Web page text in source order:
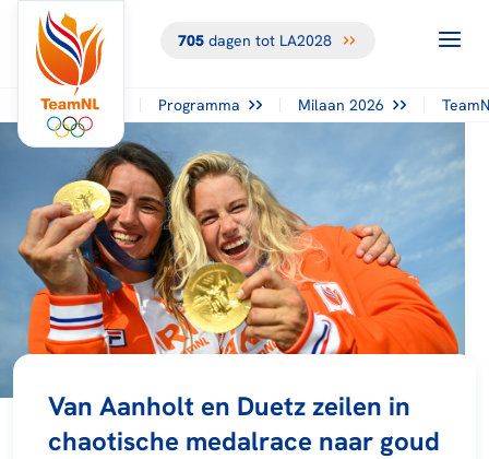
705dagen tot LA2028
Programma Milaan 2026
Van Aanholt en Duetz zeilen in
chaotische medalrace naar goud